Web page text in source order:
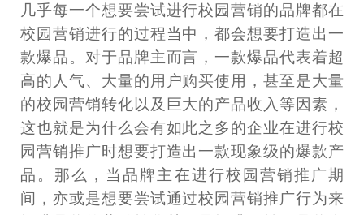
几乎每一个想要尝试进行校园营销的品牌都在
校园营销进行的过程当中，都会想要打造出一
款爆品。对于品牌主而言，一款爆品代表着超
高的人气、大量的用户购买使用，甚至是大量
的校园营销转化以及巨大的产品收入等因素，
这也就是为什么会有如此之多的企业在进行校
园营销推广时想要打造出一款现象级的爆款产
品。那么，当品牌主在进行校园营销推广期
间，亦或是想要尝试通过校园营销推广行为来